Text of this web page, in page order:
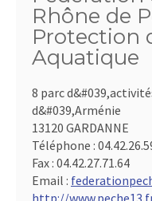
Rhône de
Protection
Aquatique
8 parc
d&#039,Arménie
13120 GARDANNE
Téléphone :
Fax : 04.42.27.71.64
Email :
http://